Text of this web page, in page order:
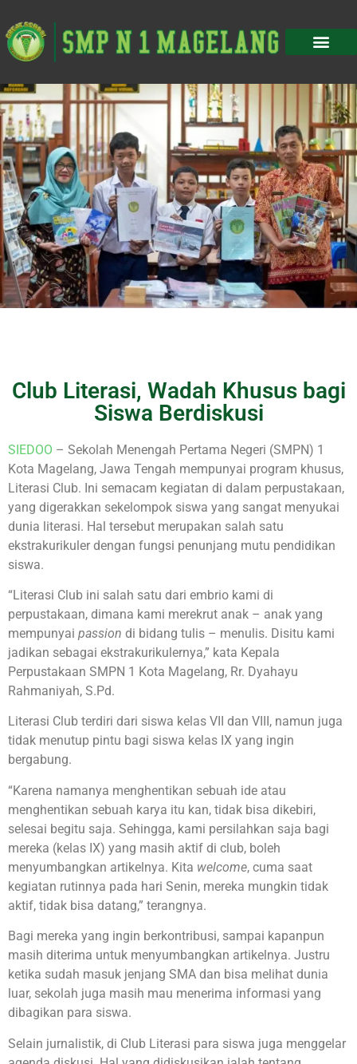
Club Literasi, Wadah Khusus bagi
Siswa Berdiskusi
SIEDOO – Sekolah Menengah Pertama Negeri (SMPN) 1
Kota Magelang, Jawa Tengah mempunyai program khusus,
Literasi Club. Ini semacam kegiatan di dalam perpustakaan,
yang digerakkan sekelompok siswa yang sangat menyukai
dunia literasi. Hal tersebut merupakan salah satu
ekstrakurikuler dengan fungsi penunjang mutu pendidikan
siswa.
“Literasi Club ini salah satu dari embrio kami di
perpustakaan, dimana kami merekrut anak – anak yang
mempunyai passion di bidang tulis – menulis. Disitu kami
jadikan sebagai ekstrakurikulernya,” kata Kepala
Perpustakaan SMPN 1 Kota Magelang, Rr. Dyahayu
Rahmaniyah, S.Pd.
Literasi Club terdiri dari siswa kelas VII dan VIII, namun juga
tidak menutup pintu bagi siswa kelas IX yang ingin
bergabung.
“Karena namanya menghentikan sebuah ide atau
menghentikan sebuah karya itu kan, tidak bisa dikebiri,
selesai begitu saja. Sehingga, kami persilahkan saja bagi
mereka (kelas IX) yang masih aktif di club, boleh
menyumbangkan artikelnya. Kita welcome, cuma saat
kegiatan rutinnya pada hari Senin, mereka mungkin tidak
aktif, tidak bisa datang,” terangnya.
Bagi mereka yang ingin berkontribusi, sampai kapanpun
masih diterima untuk menyumbangkan artikelnya. Justru
ketika sudah masuk jenjang SMA dan bisa melihat dunia
luar, sekolah juga masih mau menerima informasi yang
dibagikan para siswa.
Selain jurnalistik, di Club Literasi para siswa juga menggelar